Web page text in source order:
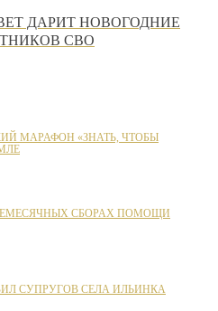
ДАРИТ НОВОГОДНИЕ
СВО
МАРАФОН «ЗНАТЬ, ЧТОБЫ
СБОРАХ ПОМОЩИ
СУПРУГОВ СЕЛА ИЛЬИНКА